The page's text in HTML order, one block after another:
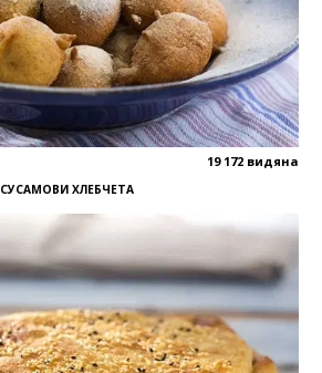
19 172 видяна
СУСАМОВИ ХЛЕБЧЕТА